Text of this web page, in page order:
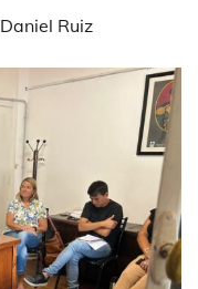
Daniel Ruiz